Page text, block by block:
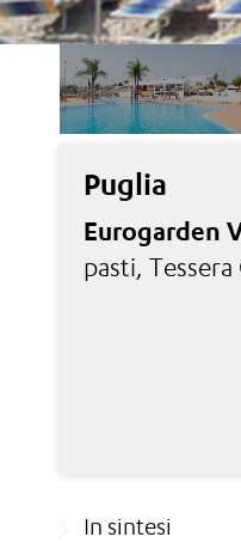
Puglia
Eurogarden
pasti, Tessera
In sintesi